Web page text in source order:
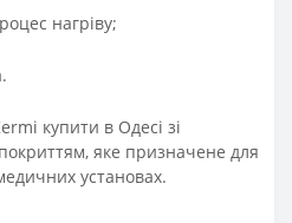
нагріву;
купити в Одесі зі
яке призначене для
установах.